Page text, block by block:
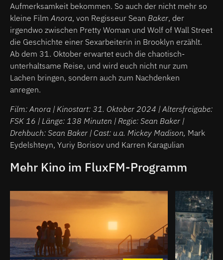
Aufmerksamkeit bekommen. So auch der nicht mehr so
kleine Film Anora, von Regisseur Sean Baker, der
irgendwo zwischen Pretty Woman und Wolf of Wall Street
die Geschichte einer Sexarbeiterin in Brooklyn erzählt.
Ab dem 31. Oktober erwartet euch die chaotisch-
unterhaltsame Reise, und wird euch nicht nur zum
Lachen bringen, sondern auch zum Nachdenken
anregen.
Film: Anora | Kinostart: 31. Oktober 2024 | Altersfreigabe:
FSK 16 | Länge: 138 Minuten | Regie: Sean Baker |
Drehbuch: Sean Baker | Cast: u.a. Mickey Madison, Mark
Eydelshteyn, Yuriy Borisov und Karren Karagulian
Mehr Kino im FluxFM-Programm